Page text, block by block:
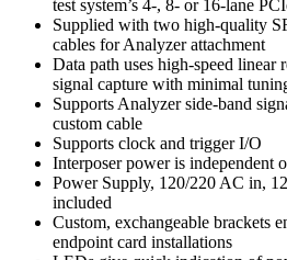
test system’s 4-, 8- or 16-lane
Supplied with two high-quality
cables for Analyzer attachment
Data path uses high-speed linear
signal capture with minimal
Supports Analyzer side-band
custom cable
Supports clock and trigger I/O
Interposer power is independent
Power Supply, 120/220 AC in,
included
Custom, exchangeable brackets
endpoint card installations